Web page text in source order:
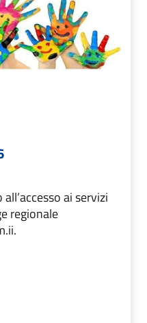
ai servizi
regionale